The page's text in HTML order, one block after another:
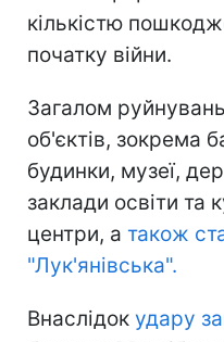
кількістю
початку війни.
Загалом
об'єктів, зокрема
будинки, музеї,
заклади освіти та
центри, а також
"Лук'янівська".
Внаслідок удару